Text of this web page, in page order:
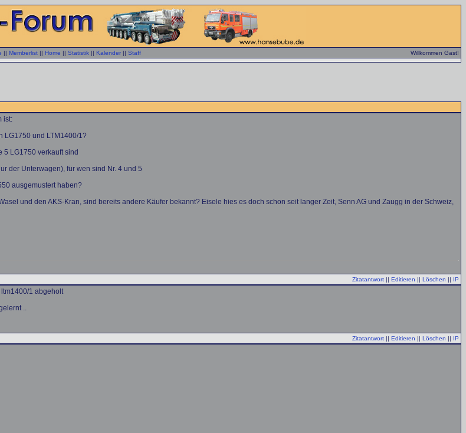
|| Memberlist || Home || Statistik || Kalender || Staff Willkommen Gast!
ist:
LG1750 und LTM1400/1?
5 LG1750 verkauft sind
der Unterwagen), für wen sind Nr. 4 und 5
ausgemustert haben?
und den AKS-Kran, sind bereits andere Käufer bekannt? Eisele hies es doch schon seit langer Zeit, Senn AG und Zaugg in der Schweiz,
Zitatantwort || Editieren || Löschen || IP
1 abgeholt
..
Zitatantwort || Editieren || Löschen || IP